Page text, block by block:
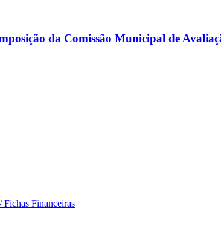
da Comissão Municipal de
Fichas Financeiras